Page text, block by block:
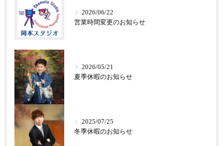
2026/06/22
営業時間変更のお知らせ
2026/05/21
夏季休暇のお知らせ
2025/07/25
冬季休暇のお知らせ